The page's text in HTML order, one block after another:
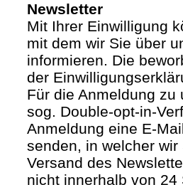
Newsletter
Mit Ihrer Einwilligung
mit dem wir Sie über
informieren. Die
der
Für die Anmeldung zu
sog. Double-opt-in-
Anmeldung eine E-
senden, in welcher
Versand des
nicht innerhalb von